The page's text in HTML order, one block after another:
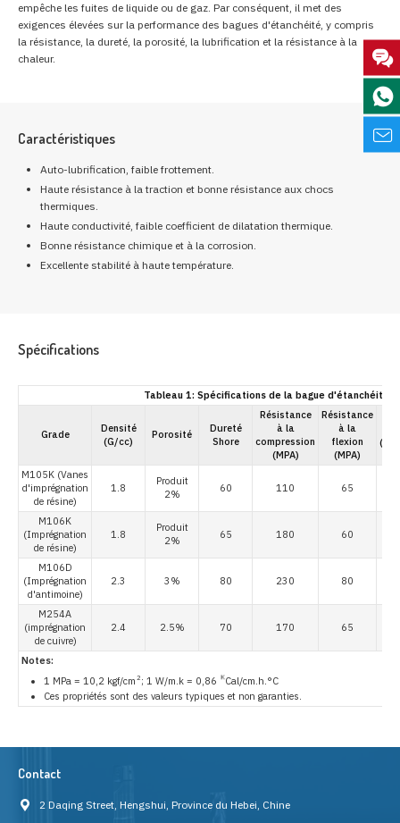
empêche les fuites de liquide ou de gaz. Par conséquent, il met des
exigences élevées sur la performance des bagues d'étanchéité, y compris
la résistance, la dureté, la porosité, la lubrification et la résistance à la
chaleur.
Caractéristiques
Auto-lubrification, faible frottement.
Haute résistance à la traction et bonne résistance aux chocs
thermiques.
Haute conductivité, faible coefficient de dilatation thermique.
Bonne résistance chimique et à la corrosion.
Excellente stabilité à haute température.
Spécifications
Tableau 1: Spécifications de la bague d'étanchéité
Grade
Densité
(G/cc)
Porosité
Dureté
Shore
Résistance
à la
compression
(MPA)
Résistance
à la
flexion
(MPA)
M105K (Vanes
d'imprégnation
de résine)
1.8
Produit
2%
60 110 65
M106K
(Imprégnation
de résine)
1.8
Produit
2%
65 180 60
M106D
(Imprégnation
d'antimoine)
2.3 3% 80 230 80
M254A
(imprégnation
de cuivre)
2.4 2.5% 70 170 65
Notes:
1 MPa = 10,2 kgf/cm 2 ; 1 W/m.k = 0,86 KCal/cm.h.°C
Ces propriétés sont des valeurs typiques et non garanties.
Contact
2 Daqing Street, Hengshui, Province du Hebei, Chine